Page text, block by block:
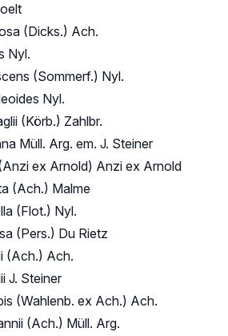
(Dicks.) Ach.
Nyl.
(Sommerf.) Nyl.
Nyl.
(Körb.) Zahlbr.
Müll. Arg. em. J. Steiner
ex Arnold) Anzi ex Arnold
(Ach.) Malme
(Flot.) Nyl.
(Pers.) Du Rietz
(Ach.) Ach.
J. Steiner
(Wahlenb. ex Ach.) Ach.
(Ach.) Müll. Arg.